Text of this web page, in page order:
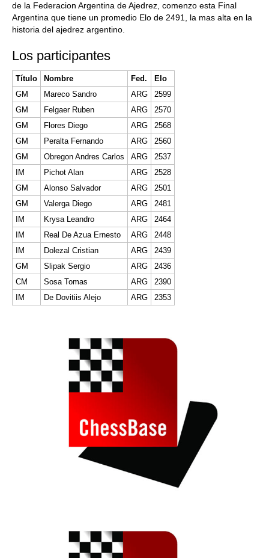
de la Federacion Argentina de Ajedrez, comenzo esta Final
Argentina que tiene un promedio Elo de 2491, la mas alta en la
historia del ajedrez argentino.
Los participantes
Título Nombre Fed.
Elo
GM
Mareco Sandro ARG
2599
GM
Felgaer Ruben ARG
2570
GM
Flores Diego ARG
2568
GM
Peralta Fernando ARG
2560
GM
Obregon Andres Carlos ARG
2537
IM
Pichot Alan ARG
2528
GM
Alonso Salvador ARG
2501
GM
Valerga Diego ARG
2481
IM
Krysa Leandro ARG
2464
IM
Real De Azua Ernesto ARG
2448
IM
Dolezal Cristian ARG
2439
GM
Slipak Sergio ARG
2436
CM
Sosa Tomas ARG
2390
IM
De Dovitiis Alejo ARG 2353